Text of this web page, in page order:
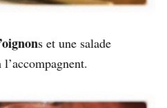
s et une salade